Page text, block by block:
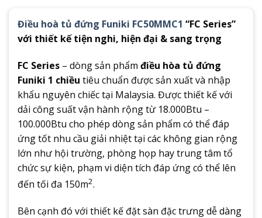
Điều hoà tủ đứng Funiki FC50MMC1 “FC Series”
với thiết kế tiện nghi, hiện đại & sang trọng
FC Series – dòng sản phẩm điều hòa tủ đứng
Funiki 1 chiều tiêu chuẩn được sản xuất và nhập
khẩu nguyên chiếc tại Malaysia. Được thiết kế với
dải công suất vận hành rộng từ 18.000Btu –
100.000Btu cho phép dòng sản phẩm có thể đáp
ứng tốt nhu cầu giải nhiệt tại các không gian rộng
lớn như hội trường, phòng họp hay trung tâm tổ
chức sự kiện, phạm vi diện tích đáp ứng có thể lên
đến tối đa 150m2.
Bên cạnh đó với thiết kế đặt sàn đặc trưng dễ dàng